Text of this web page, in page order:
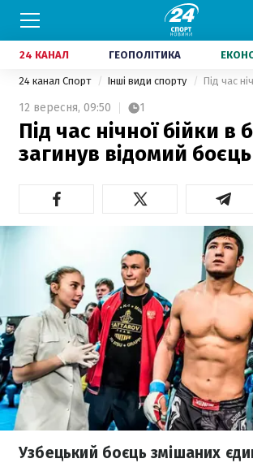
24 КАНАЛ ГЕОПОЛІТИКА
24 канал Спорт Інші види спорту
12 вересня, 09:50 1
Під час нічної бійки в
загинув відомий
Узбецький боєць змішаних